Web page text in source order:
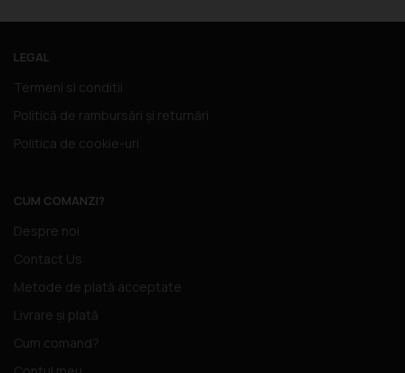
LEGAL
Termeni si conditii
Politică de rambursări și returnări
Politica de cookie-uri
CUM COMANZI?
Despre noi
Contact Us
Metode de plată acceptate
Livrare și plată
Cum comand?